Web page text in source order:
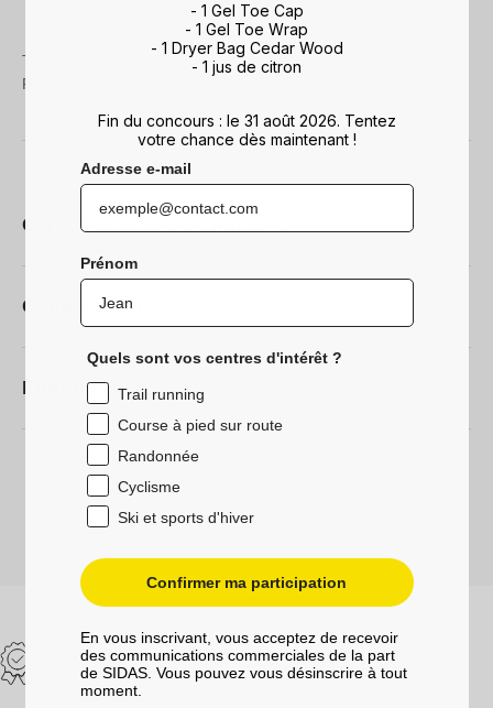
Mesh respirant sur les côtés
Taille unique - Unisex
Fabriqué en Indonésie
Caractéristiques techniques
Composition
Entretien
Garantie 2 ans
- 1 Gel Toe Cap
- 1 Gel Toe Wrap
- 1 Dryer Bag Cedar Wood
- 1 jus de citron
Fin du concours : le 31 août 2026. Tentez
votre chance dès maintenant !
Adresse e-mail
Prénom
Quels sont vos centres d'intérêt ?
Trail running
Course à pied sur route
Randonnée
Cyclisme
Ski et sports d'hiver
Confirmer ma participation
En vous inscrivant, vous acceptez de recevoir
des communications commerciales de la part
de SIDAS. Vous pouvez vous désinscrire à tout
moment.